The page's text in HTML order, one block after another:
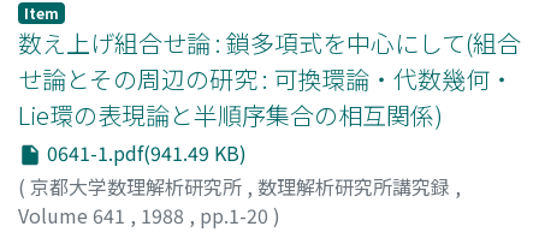
Item
数え上げ組合せ論 : 鎖多項式を中心にして(組合
せ論とその周辺の研究 : 可換環論・代数幾何・
Lie環の表現論と半順序集合の相互関係)
0641-1.pdf(941.49 KB)
( 京都大学数理解析研究所 , 数理解析研究所講究録 ,
Volume 641 , 1988 , pp.1-20 )